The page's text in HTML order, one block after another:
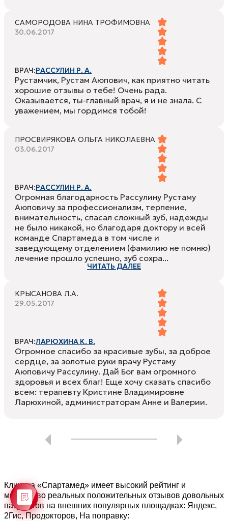
САМОРОДОВА НИНА ТРОФИМОВНА
30.06.2017
ВРАЧ:РАССУЛИН Р. А.
Рустамчик, Рустам Аюпович, как приятно читать
хорошие отзывы о тебе! Очень рада.
Оказывается, ты-главный врач, я и не знала. С
уважением, мы гордимся тобой!
ПРОСВИРЯКОВА ОЛЬГА НИКОЛАЕВНА
03.06.2017
ВРАЧ:РАССУЛИН Р. А.
Огромная благодарность Рассулину Рустаму
Аюповичу за профессионализм, терпение,
внимательность, спасал сложный зуб, надежды
не было никакой, но благодаря доктору и всей
команде Спартамеда в том числе и
заведующему отделением (фамилию не помню)
лечение прошло успешно, зуб сохра...
ЧИТАТЬ ДАЛЕЕ
КРЫСАНОВА Л.А.
29.05.2017
ВРАЧ:ЛАРЮХИНА К. В.
Огромное спасибо за красивые зубы, за доброе
сердце, за золотые руки врачу Рустаму
Аюповичу Рассулину. Дай Бог вам огромного
здоровья и всех благ! Еще хочу сказать спасибо
всем: терапевту Кристине Владимировне
Ларюхиной, администраторам Анне и Валерии.
Клиника «Спартамед» имеет высокий рейтинг и
множество реальных положительных отзывов довольных
пациентов на внешних популярных площадках: Яндекс,
2Гис, Продокторов, На поправку: